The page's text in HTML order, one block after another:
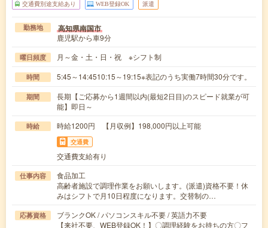
交通費別途支給あり WEB登録OK 派遣
勤務地 高知県南国市
鹿児駅から車9分
曜日頻度 月～金・土・日・祝 ※シフト制
時間 5:45～14:4510:15～19:15※表記のうち実働7時間30分です。
期間
長期【ご応募から1週間以内(最短2日目)のスピード就業が可
能】即日～
時給 時給1200円 【月収例】198,000円以上可能
交通費
交通費支給有り
仕事内容
食品加工
高齢者施設で調理作業をお願いします。(派遣)資格不要！休
みはシフトで月10日程度になります。交替制の…
応募資格
ブランクOK / パソコンスキル不要 / 英語力不要
【来社不要、WEB登録OK！】〇調理経験をお持ちの方〇フ